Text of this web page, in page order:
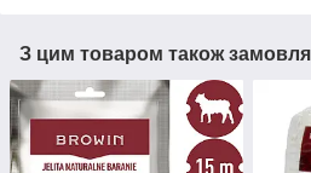
З цим товаром також